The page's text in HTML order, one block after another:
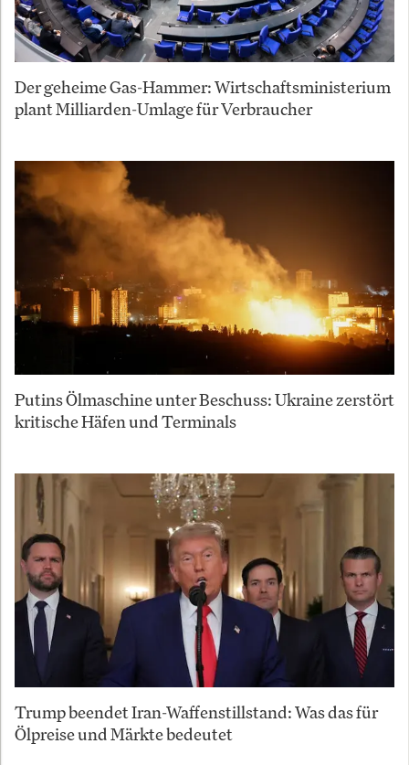
Der geheime Gas-Hammer: Wirtschaftsministerium
plant Milliarden-Umlage für Verbraucher
Putins Ölmaschine unter Beschuss: Ukraine zerstört
kritische Häfen und Terminals
Trump beendet Iran-Waffenstillstand: Was das für
Ölpreise und Märkte bedeutet